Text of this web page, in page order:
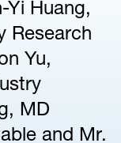
Research
Yu,
MD
and Mr.